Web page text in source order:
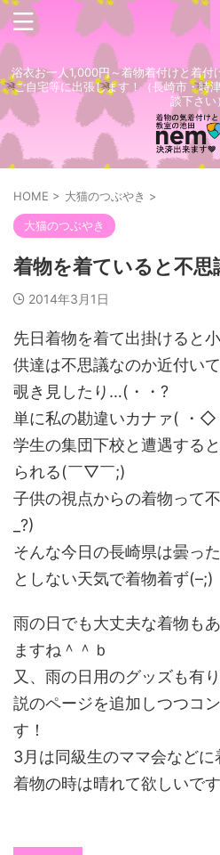
浴衣お一人1,000円～着物着付けと着付
ご自宅等に出張します！（長崎市・時
談下さい
HOME > 大猫のつぶやき >
大猫のつぶやき
着物を着ていると不思
2014年3月1日
先日着物を着て出掛けると
供達は不思議なのか近付い
覗き見したり…(・・?
単に私の勘違いカナァ( ・◇
学生の集団下校と遭遇する
られる(￣▽￣;)
子供の視点からの着物って
_?)
そんな今日の長崎県は曇っ
としない天気で着物着ず(–;)
雨の日でも大丈夫な着物も
ますね＾＾ｂ
又、雨の日用のグッズも有
説のページを追加しつつコ
す！
3月は同級生のママ会など
着物の時は晴れて欲しいで